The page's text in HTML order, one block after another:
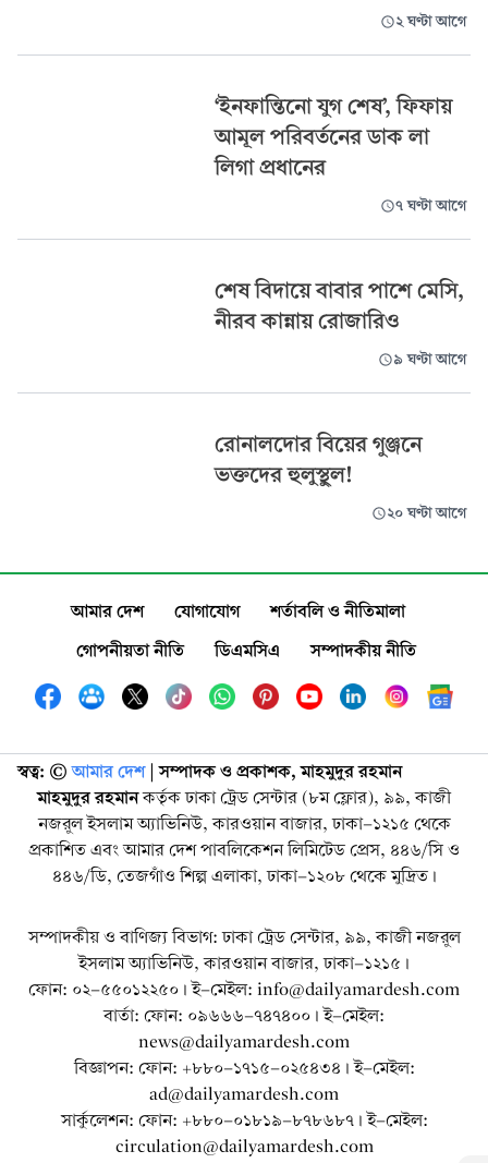
২ ঘণ্টা আগে
‘ইনফান্তিনো যুগ শেষ’, ফিফায়
আমূল পরিবর্তনের ডাক লা
লিগা প্রধানের
৭ ঘণ্টা আগে
শেষ বিদায়ে বাবার পাশে মেসি,
নীরব কান্নায় রোজারিও
৯ ঘণ্টা আগে
রোনালদোর বিয়ের গুঞ্জনে
ভক্তদের হুলুস্থুল!
২০ ঘণ্টা আগে
আমার দেশ যোগাযোগ
শর্তাবলি ও নীতিমালা
গোপনীয়তা নীতি
ডিএমসিএ সম্পাদকীয় নীতি
স্বত্ব: ©️ আমার দেশ| সম্পাদক ও প্রকাশক, মাহমুদুর রহমান
মাহমুদুর রহমানকর্তৃক ঢাকা ট্রেড সেন্টার (৮ম ফ্লোর), ৯৯, কাজী
নজরুল ইসলাম অ্যাভিনিউ, কারওয়ান বাজার, ঢাকা-১২১৫ থেকে
প্রকাশিত এবং আমার দেশ পাবলিকেশন লিমিটেড প্রেস, ৪৪৬/সি ও
৪৪৬/ডি, তেজগাঁও শিল্প এলাকা, ঢাকা-১২০৮ থেকে মুদ্রিত।
সম্পাদকীয় ও বাণিজ্য বিভাগ: ঢাকা ট্রেড সেন্টার, ৯৯, কাজী নজরুল
ইসলাম অ্যাভিনিউ, কারওয়ান বাজার, ঢাকা-১২১৫।
ফোন: ০২-৫৫০১২২৫০। ই-মেইল: info@dailyamardesh.com
বার্তা: ফোন: ০৯৬৬৬-৭৪৭৪০০। ই-মেইল:
news@dailyamardesh.com
বিজ্ঞাপন: ফোন: +৮৮০-১৭১৫-০২৫৪৩৪ । ই-মেইল:
ad@dailyamardesh.com
সার্কুলেশন: ফোন: +৮৮০-০১৮১৯-৮৭৮৬৮৭ । ই-মেইল:
circulation@dailyamardesh.com